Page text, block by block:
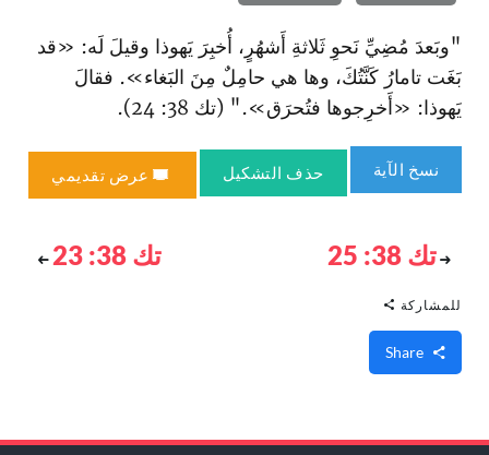
"وبَعدَ مُضِيِّ نَحوِ ثَلاثةِ أَشهُرٍ، أُخبِرَ يَهوذا وقيلَ لَه: «قد
بَغَت تامارُ كَنَّتُكَ، وها هي حامِلٌ مِنَ البَغاء». فقالَ
يَهوذا: «أَخرِجوها فتُحرَق»." (تك 38: 24).
نسخ الآية حذف التشكيل عرض تقديمي
تك 38: 25 تك 38: 23
للمشاركة